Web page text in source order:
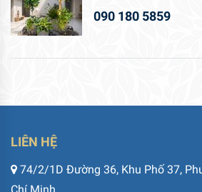
090 180 5859
LIÊN HỆ
74/2/1D Đường 36, Khu Phố 37,